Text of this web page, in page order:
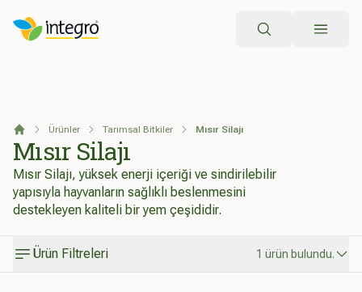
Arama
Anasayfa Ürünler Tarımsal Bitkiler Mısır Silajı
Mısır Silajı
Mısır Silajı, yüksek enerji içeriği ve sindirilebilir
yapısıyla hayvanların sağlıklı beslenmesini
destekleyen kaliteli bir yem çeşididir.
Ürün Filtreleri 1 ürün bulundu.